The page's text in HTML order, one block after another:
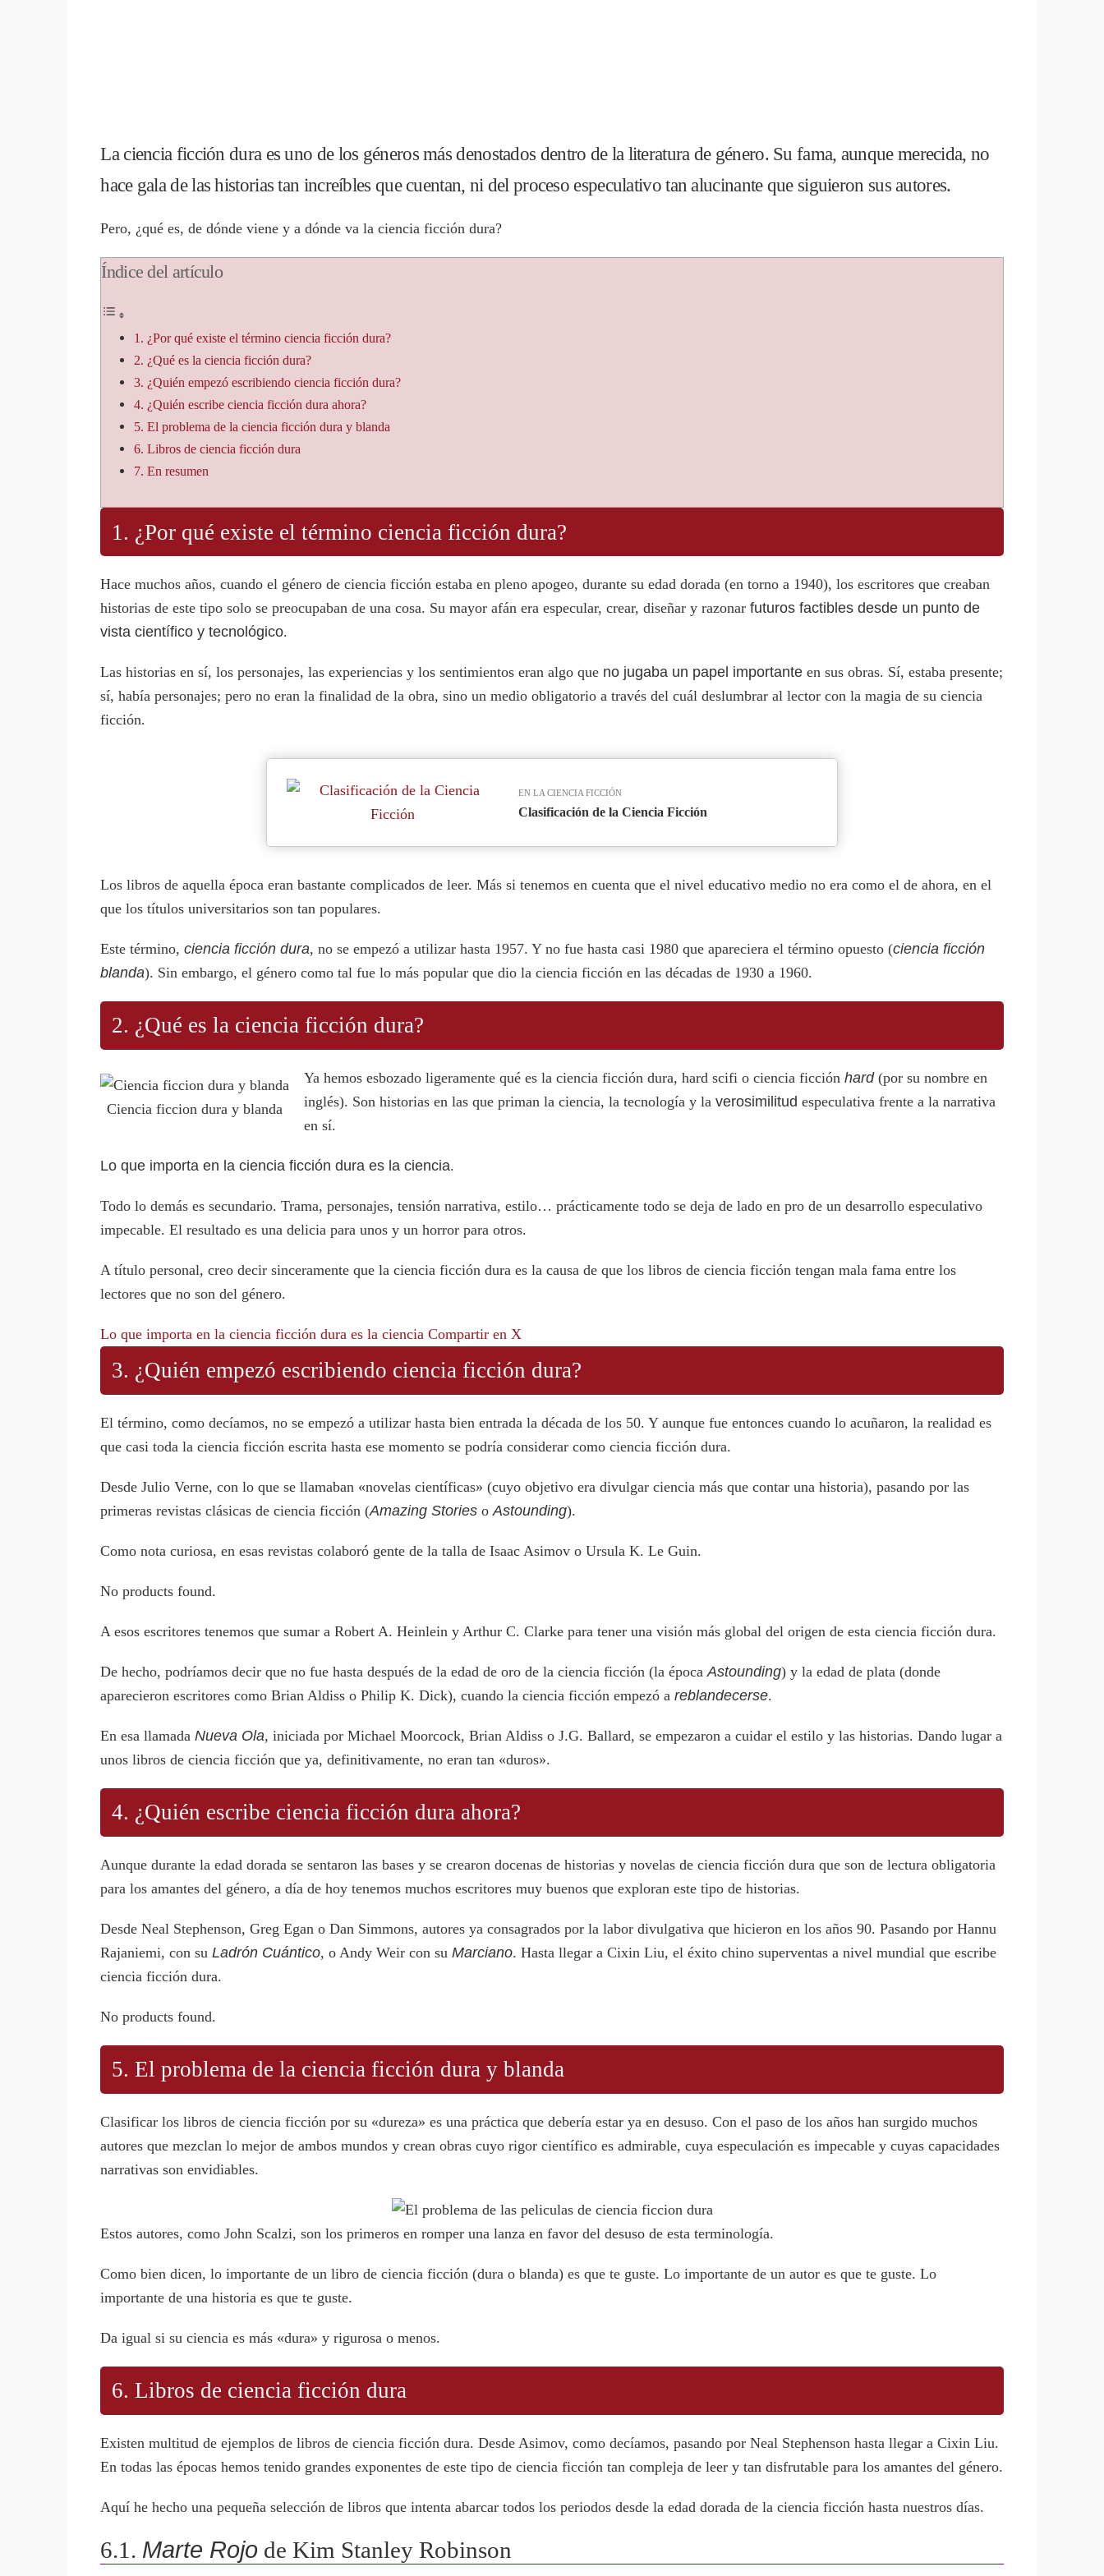
La ciencia ficción dura es uno de los géneros más denostados dentro de la literatura de género. Su fama, aunque merecida, no
hace gala de las historias tan increíbles que cuentan, ni del proceso especulativo tan alucinante que siguieron sus autores.
Pero, ¿qué es, de dónde viene y a dónde va la ciencia ficción dura?
Índice del artículo
1. ¿Por qué existe el término ciencia ficción dura?
2. ¿Qué es la ciencia ficción dura?
3. ¿Quién empezó escribiendo ciencia ficción dura?
4. ¿Quién escribe ciencia ficción dura ahora?
5. El problema de la ciencia ficción dura y blanda
6. Libros de ciencia ficción dura
7. En resumen
1. ¿Por qué existe el término ciencia ficción dura?
Hace muchos años, cuando el género de ciencia ficción estaba en pleno apogeo, durante su edad dorada (en torno a 1940), los escritores que creaban
historias de este tipo solo se preocupaban de una cosa. Su mayor afán era especular, crear, diseñar y razonarfuturos factibles desde un punto de
vista científico y tecnológico.
Las historias en sí, los personajes, las experiencias y los sentimientos eran algo que no jugaba un papel importante en sus obras. Sí, estaba presente;
sí, había personajes; pero no eran la finalidad de la obra, sino un medio obligatorio a través del cuál deslumbrar al lector con la magia de su ciencia
ficción.
EN LA CIENCIA FICCIÓN
Clasificación de la Ciencia Ficción
Los libros de aquella época eran bastante complicados de leer. Más si tenemos en cuenta que el nivel educativo medio no era como el de ahora, en el
que los títulos universitarios son tan populares.
Este término,ciencia ficción dura, no se empezó a utilizar hasta 1957. Y no fue hasta casi 1980 que apareciera el término opuesto (ciencia ficción
blanda). Sin embargo, el género como tal fue lo más popular que dio la ciencia ficción en las décadas de 1930 a 1960.
2. ¿Qué es la ciencia ficción dura?
Ciencia ficcion dura y blanda
Ya hemos esbozado ligeramente qué es la ciencia ficción dura, hard scifi o ciencia ficciónhard(por su nombre en
inglés). Son historias en las que priman la ciencia, la tecnología y laverosimilitud especulativa frente a la narrativa
en sí.
Lo que importa en la ciencia ficción dura es la ciencia.
Todo lo demás es secundario. Trama, personajes, tensión narrativa, estilo… prácticamente todo se deja de lado en pro de un desarrollo especulativo
impecable. El resultado es una delicia para unos y un horror para otros.
A título personal, creo decir sinceramente que la ciencia ficción dura es la causa de que los libros de ciencia ficción tengan mala fama entre los
lectores que no son del género.
Lo que importa en la ciencia ficción dura es la cienciaCompartir en X
3. ¿Quién empezó escribiendo ciencia ficción dura?
El término, como decíamos, no se empezó a utilizar hasta bien entrada la década de los 50. Y aunque fue entonces cuando lo acuñaron, la realidad es
que casi toda la ciencia ficción escrita hasta ese momento se podría considerar como ciencia ficción dura.
Desde Julio Verne, con lo que se llamaban «novelas científicas» (cuyo objetivo era divulgar ciencia más que contar una historia), pasando por las
primeras revistas clásicas de ciencia ficción (Amazing Stories oAstounding).
Como nota curiosa, en esas revistas colaboró gente de la talla de Isaac Asimov o Ursula K. Le Guin.
No products found.
A esos escritores tenemos que sumar a Robert A. Heinlein y Arthur C. Clarke para tener una visión más global del origen de esta ciencia ficción dura.
De hecho, podríamos decir que no fue hasta después de la edad de oro de la ciencia ficción (la épocaAstounding) y la edad de plata (donde
aparecieron escritores como Brian Aldiss o Philip K. Dick), cuando la ciencia ficción empezó areblandecerse.
En esa llamadaNueva Ola, iniciada por Michael Moorcock, Brian Aldiss o J.G. Ballard, se empezaron a cuidar el estilo y las historias. Dando lugar a
unos libros de ciencia ficción que ya, definitivamente, no eran tan «duros».
4. ¿Quién escribe ciencia ficción dura ahora?
Aunque durante la edad dorada se sentaron las bases y se crearon docenas de historias y novelas de ciencia ficción dura que son de lectura obligatoria
para los amantes del género, a día de hoy tenemos muchos escritores muy buenos que exploran este tipo de historias.
Desde Neal Stephenson, Greg Egan o Dan Simmons, autores ya consagrados por la labor divulgativa que hicieron en los años 90. Pasando por Hannu
Rajaniemi, con suLadrón Cuántico, o Andy Weir con suMarciano. Hasta llegar a Cixin Liu, el éxito chino superventas a nivel mundial que escribe
ciencia ficción dura.
No products found.
5. El problema de la ciencia ficción dura y blanda
Clasificar los libros de ciencia ficción por su «dureza» es una práctica que debería estar ya en desuso. Con el paso de los años han surgido muchos
autores que mezclan lo mejor de ambos mundos y crean obras cuyo rigor científico es admirable, cuya especulación es impecable y cuyas capacidades
narrativas son envidiables.
Estos autores, como John Scalzi, son los primeros en romper una lanza en favor del desuso de esta terminología.
Como bien dicen, lo importante de un libro de ciencia ficción (dura o blanda) es que te guste. Lo importante de un autor es que te guste. Lo
importante de una historia es que te guste.
Da igual si su ciencia es más «dura» y rigurosa o menos.
6. Libros de ciencia ficción dura
Existen multitud de ejemplos de libros de ciencia ficción dura. Desde Asimov, como decíamos, pasando por Neal Stephenson hasta llegar a Cixin Liu.
En todas las épocas hemos tenido grandes exponentes de este tipo de ciencia ficción tan compleja de leer y tan disfrutable para los amantes del género.
Aquí he hecho una pequeña selección de libros que intenta abarcar todos los periodos desde la edad dorada de la ciencia ficción hasta nuestros días.
6.1. Marte Rojo de Kim Stanley Robinson